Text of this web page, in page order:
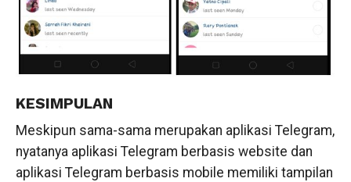
KESIMPULAN
Meskipun sama-sama merupakan aplikasi Telegram,
nyatanya aplikasi Telegram berbasis website dan
aplikasi Telegram berbasis mobile memiliki tampilan